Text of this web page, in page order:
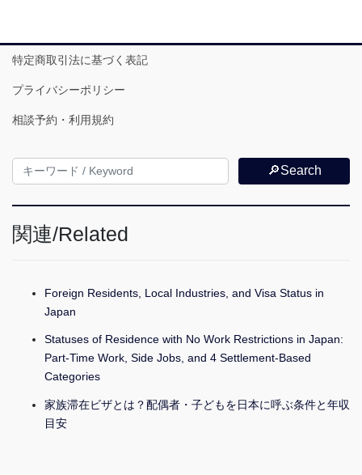
特定商取引法に基づく表記
プライバシーポリシー
相談予約・利用規約
🔎Search
関連/Related
Foreign Residents, Local Industries, and Visa Status in
Japan
Statuses of Residence with No Work Restrictions in Japan:
Part-Time Work, Side Jobs, and 4 Settlement-Based
Categories
家族滞在ビザとは？配偶者・子どもを日本に呼ぶ条件と年収
目安